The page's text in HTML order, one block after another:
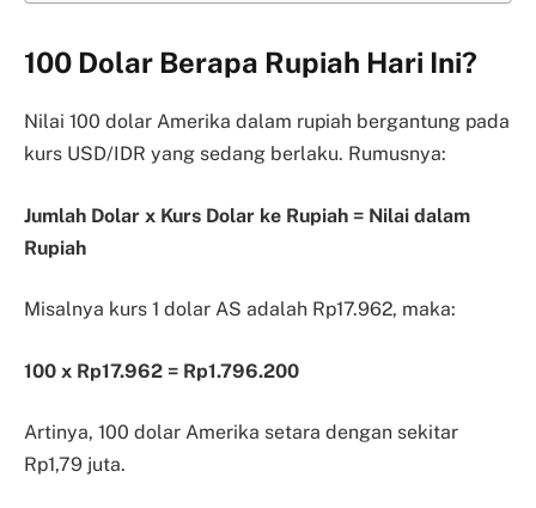
100 Dolar Berapa Rupiah Hari Ini?
Nilai 100 dolar Amerika dalam rupiah bergantung pada
kurs USD/IDR yang sedang berlaku. Rumusnya:
Jumlah Dolar x Kurs Dolar ke Rupiah = Nilai dalam
Rupiah
Misalnya kurs 1 dolar AS adalah Rp17.962, maka:
100 x Rp17.962 = Rp1.796.200
Artinya, 100 dolar Amerika setara dengan sekitar
Rp1,79 juta.